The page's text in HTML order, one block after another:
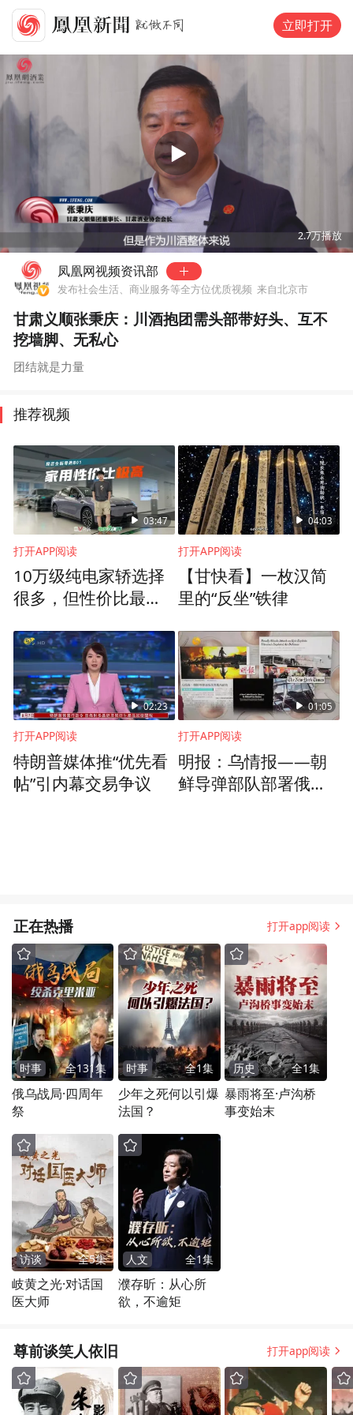
立即打开
00:00 00:31
2.7万播放
凤凰网视频资讯部
发布社会生活、商业服务等全方位优质视频 来自北京市
甘肃义顺张秉庆：川酒抱团需头部带好头、互不
挖墙脚、无私心
团结就是力量
推荐视频
03:47
打开APP阅读
10万级纯电家轿选择
很多，但性价比最高
04:03
打开APP阅读
【甘快看】一枚汉简
里的“反坐”铁律
02:23
打开APP阅读
特朗普媒体推“优先看
帖”引内幕交易争议
01:05
打开APP阅读
明报：乌情报——朝
鲜导弹部队部署俄西
正在热播 打开app阅读
时事 全131集
俄乌战局·四周年
祭
时事 全1集
少年之死何以引爆
法国？
历史 全1集
暴雨将至·卢沟桥
事变始末
访谈 全5集
岐黄之光·对话国
医大师
人文 全1集
濮存昕：从心所
欲，不逾矩
尊前谈笑人依旧 打开app阅读